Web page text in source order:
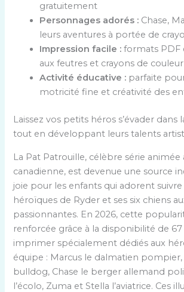
gratuitement
Personnages adorés : Chase,
leurs aventures à portée de
Impression facile : formats PDF
aux feutres et crayons de couleur
Activité éducative : parfaite
motricité fine et créativité des
Laissez vos petits héros s’évader dans
tout en développant leurs talents
La Pat Patrouille, célèbre série animée
canadienne, est devenue une source
joie pour les enfants qui adorent
héroïques de Ryder et ses six chiens
passionnantes. En 2026, cette
renforcée grâce à la disponibilité de 67
imprimer spécialement dédiés aux
équipe : Marcus le dalmatien
bulldog, Chase le berger allemand
l’écolo, Zuma et Stella l’aviatrice. Ces